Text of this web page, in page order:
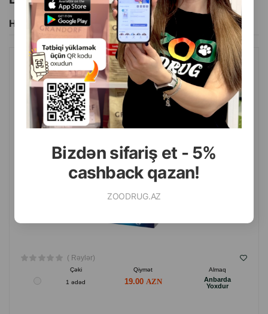
Bizdən sifariş et - 5%
cashback qazan!
ZOODRUG.AZ
Hamısını Gör
ZOOVITAL IMMUNOVITAL STRONG DEFENSE DOG&CAT VITAMIN
ƏLAVƏSI-PIŞIK VƏ ITLƏR ÜÇÜN IMMUNITET SISTEMI DƏSTƏYI
60 TABLETI.
( Rəylər)
Çəki Qiymət
Almaq
1 ədəd
19.00
Anbarda
Yoxdur